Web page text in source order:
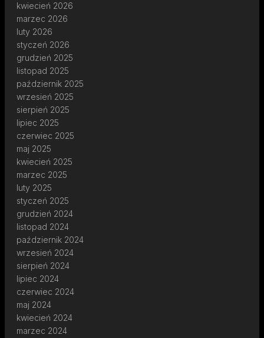
kwiecień 2026
marzec 2026
luty 2026
styczeń 2026
grudzień 2025
listopad 2025
październik 2025
wrzesień 2025
sierpień 2025
lipiec 2025
czerwiec 2025
maj 2025
kwiecień 2025
marzec 2025
luty 2025
styczeń 2025
grudzień 2024
listopad 2024
październik 2024
wrzesień 2024
sierpień 2024
lipiec 2024
czerwiec 2024
maj 2024
kwiecień 2024
marzec 2024